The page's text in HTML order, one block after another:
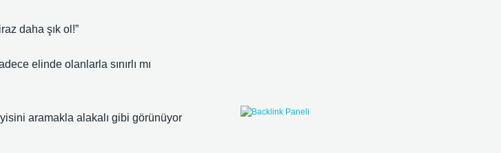
daha şık ol!”
elinde olanlarla sınırlı mı
aramakla alakalı gibi görünüyor